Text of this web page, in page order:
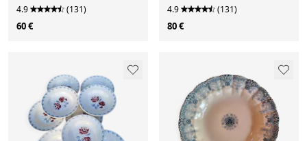
4.9 (131)
60 €
4.9 (131)
80 €